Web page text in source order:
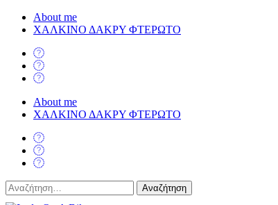
About me
ΧΑΛΚΙΝΟ ΔΑΚΡΥ ΦΤΕΡΩΤΟ
About me
ΧΑΛΚΙΝΟ ΔΑΚΡΥ ΦΤΕΡΩΤΟ
Αναζήτηση
για: